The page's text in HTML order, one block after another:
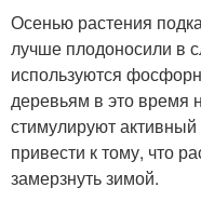
Осенью растения
лучше плодоносили в
используются
деревьям в это время
стимулируют
привести к тому, что
замерзнуть зимой.